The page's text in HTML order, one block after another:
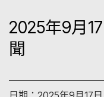
2025年9月
聞